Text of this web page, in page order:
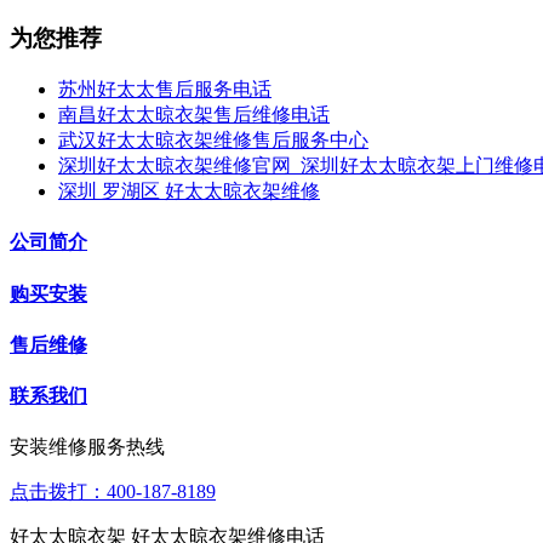
为您推荐
苏州好太太售后服务电话
南昌好太太晾衣架售后维修电话
武汉好太太晾衣架维修售后服务中心
深圳好太太晾衣架维修官网_深圳好太太晾衣架上门维修
深圳 罗湖区 好太太晾衣架维修
公司简介
购买安装
售后维修
联系我们
安装维修服务热线
点击拨打：400-187-8189
好太太晾衣架 好太太晾衣架维修电话